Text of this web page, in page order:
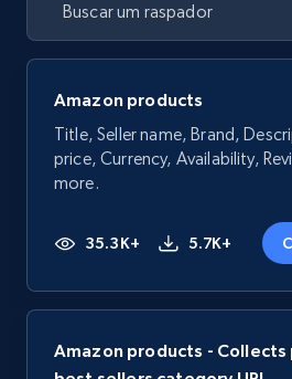
Amazon products
Title, Seller name, Brand,
price, Currency, Availability,
more.
35.3K+ 5.7K+
Amazon products - Collects